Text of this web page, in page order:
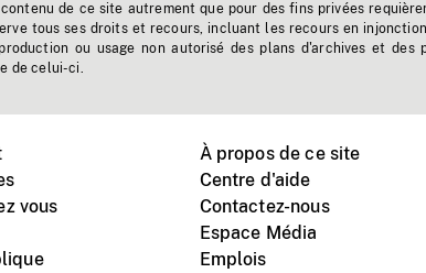
de ce site autrement que pour des fins privées
tous ses droits et recours, incluant les recours en
ou usage non autorisé des plans d'archives et des
de celui-ci.
vous
À propos de ce site
Centre d'aide
Contactez-nous
Espace Média
Emplois